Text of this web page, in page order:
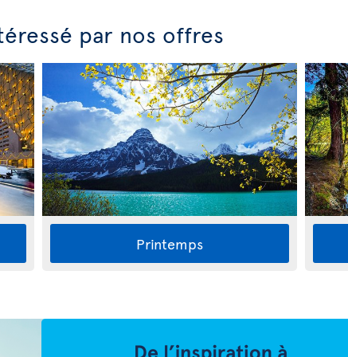
par nos offres
Printemps